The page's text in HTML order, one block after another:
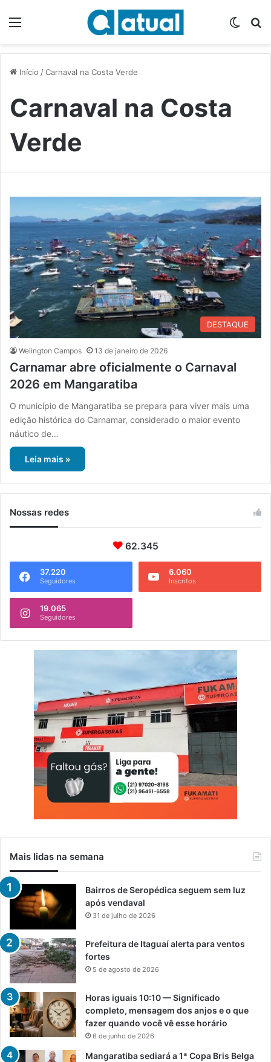
Início /Carnaval na Costa Verde
Carnaval na Costa
Verde
DESTAQUE
Welington Campos 13 de janeiro de 2026
Carnamar abre oficialmente o Carnaval
2026 em Mangaratiba
O município de Mangaratiba se prepara para viver mais uma
edição histórica do Carnamar, considerado o maior evento
náutico de…
Leia mais »
Nossas redes
62.345
37.220
Seguidores
6.060
Inscritos
19.065
Seguidores
Mais lidas na semana
Bairros de Seropédica seguem sem luz
após vendaval
31 de julho de 2026
Prefeitura de Itaguaí alerta para ventos
fortes
5 de agosto de 2026
Horas iguais 10:10 — Significado
completo, mensagem dos anjos e o que
fazer quando você vê esse horário
6 de junho de 2026
Mangaratiba sediará a 1ª Copa Bris Belga